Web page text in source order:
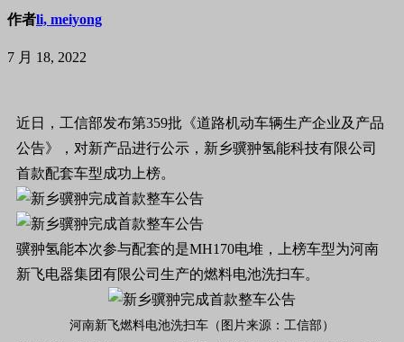
作者li, meiyong
7 月 18, 2022
近日，工信部发布第359批《道路机动车辆生产企业及产品
公告》，对新产品进行公示，新乡骥翀氢能科技有限公司
首款配套车型成功上榜。
骥翀氢能本次参与配套的是MH170电堆，上榜车型为河南
新飞电器集团有限公司生产的燃料电池洗扫车。
河南新飞燃料电池洗扫车（图片来源：工信部）